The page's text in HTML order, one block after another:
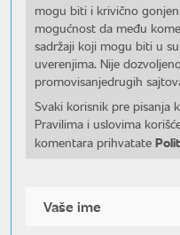
mogu biti i krivično
mogućnost da među
sadržaji koji mogu biti u
uverenjima. Nije
promovisanjedrugih
Svaki korisnik pre pisanja
Pravilima i uslovima
komentara prihvatate